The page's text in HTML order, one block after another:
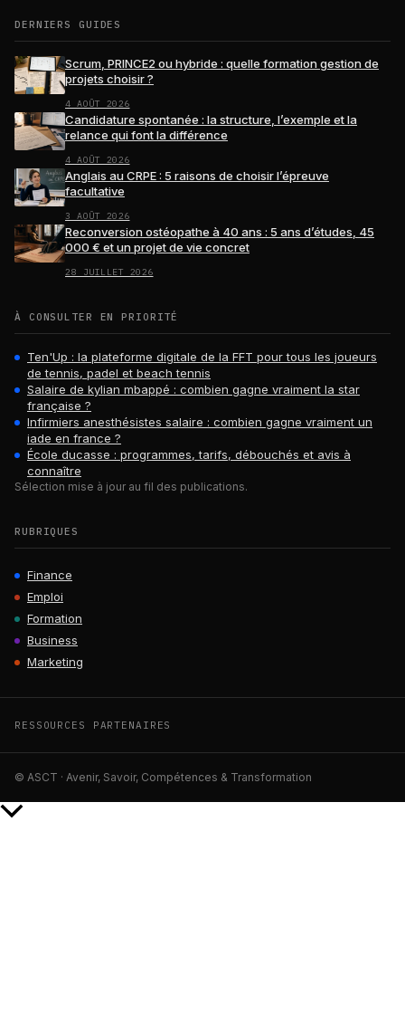
DERNIERS GUIDES
Scrum, PRINCE2 ou hybride : quelle formation gestion de
projets choisir ?
4 AOÛT 2026
Candidature spontanée : la structure, l’exemple et la
relance qui font la différence
4 AOÛT 2026
Anglais au CRPE : 5 raisons de choisir l’épreuve
facultative
3 AOÛT 2026
Reconversion ostéopathe à 40 ans : 5 ans d’études, 45
000 € et un projet de vie concret
28 JUILLET 2026
À CONSULTER EN PRIORITÉ
Ten'Up : la plateforme digitale de la FFT pour tous les joueurs
de tennis, padel et beach tennis
Salaire de kylian mbappé : combien gagne vraiment la star
française ?
Infirmiers anesthésistes salaire : combien gagne vraiment un
iade en france ?
École ducasse : programmes, tarifs, débouchés et avis à
connaître
Sélection mise à jour au fil des publications.
RUBRIQUES
Finance
Emploi
Formation
Business
Marketing
RESSOURCES PARTENAIRES
© ASCT · Avenir, Savoir, Compétences & Transformation